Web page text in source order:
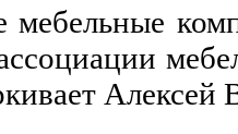
мебельные